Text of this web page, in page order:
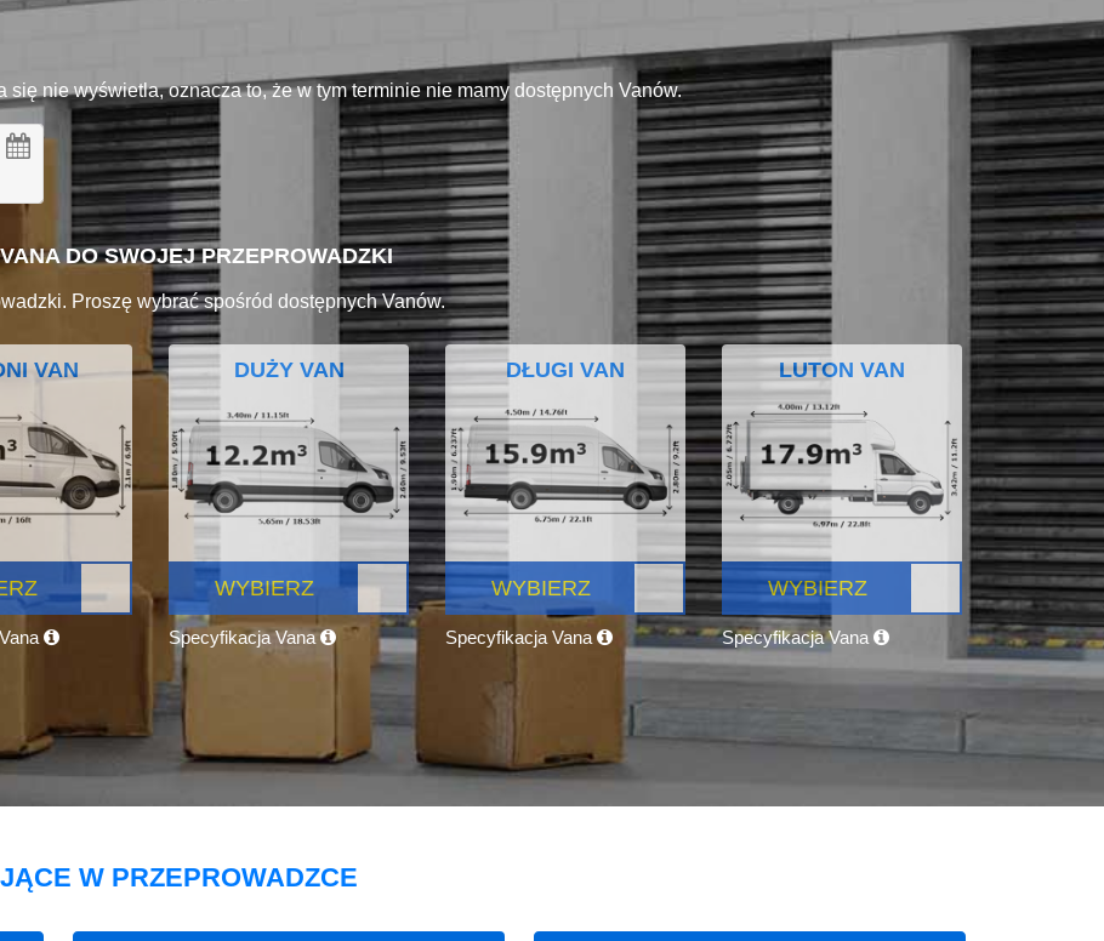
się nie wyświetla, oznacza to, że w tym terminie nie mamy dostępnych Vanów.
DO SWOJEJ PRZEPROWADZKI
Proszę wybrać spośród dostępnych Vanów.
VAN DUŻY VAN
WYBIERZ
Specyfikacja Vana
DŁUGI VAN
WYBIERZ
Specyfikacja Vana
LUTON VAN
WYBIERZ
Specyfikacja Vana
W PRZEPROWADZCE